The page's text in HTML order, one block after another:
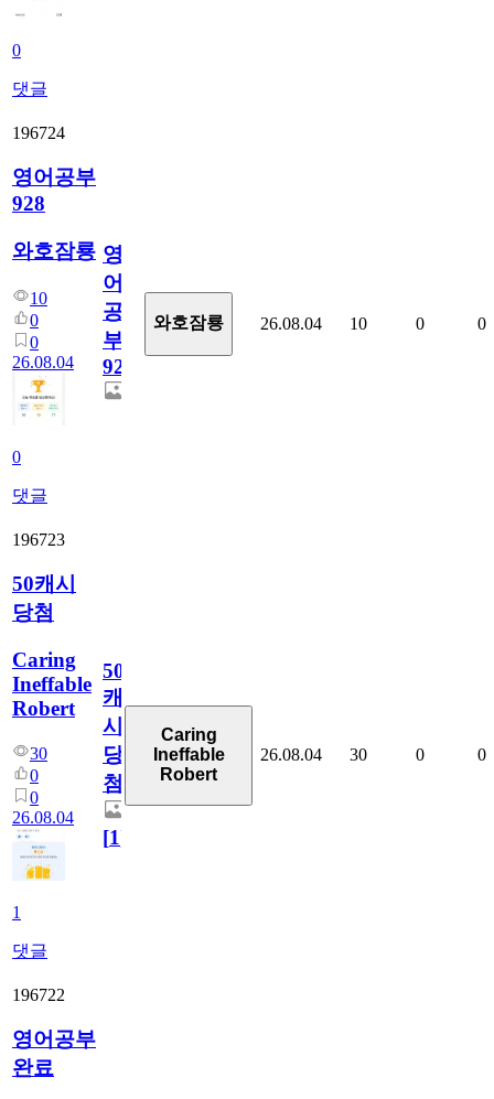
0
댓글
196724
영어공부
928
와호잠룡
10
0
0
26.08.04
0
댓글
영
어
공
부
928
와호잠룡 26.08.04 10 0 0
196723
50캐시
당첨
Caring
Ineffable
Robert
30
0
0
26.08.04
1
댓글
50
캐
시
당
첨
[1]
Caring
Ineffable
Robert
26.08.04 30 0 0
196722
영어공부
완료